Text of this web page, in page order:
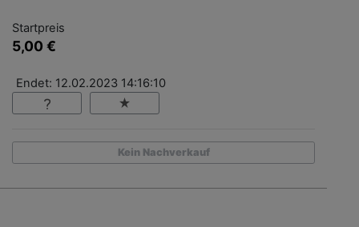
Startpreis
5,00 €
Endet: 12.02.2023 14:16:10
Kein Nachverkauf